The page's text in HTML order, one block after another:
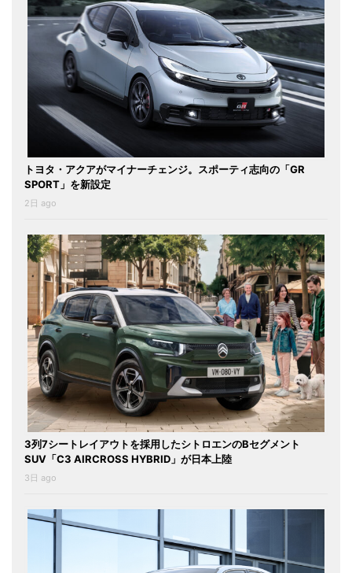
トヨタ・アクアがマイナーチェンジ。スポーティ志向の「GR
SPORT」を新設定
2日 ago
3列7シートレイアウトを採用したシトロエンのBセグメント
SUV「C3 AIRCROSS HYBRID」が日本上陸
3日 ago